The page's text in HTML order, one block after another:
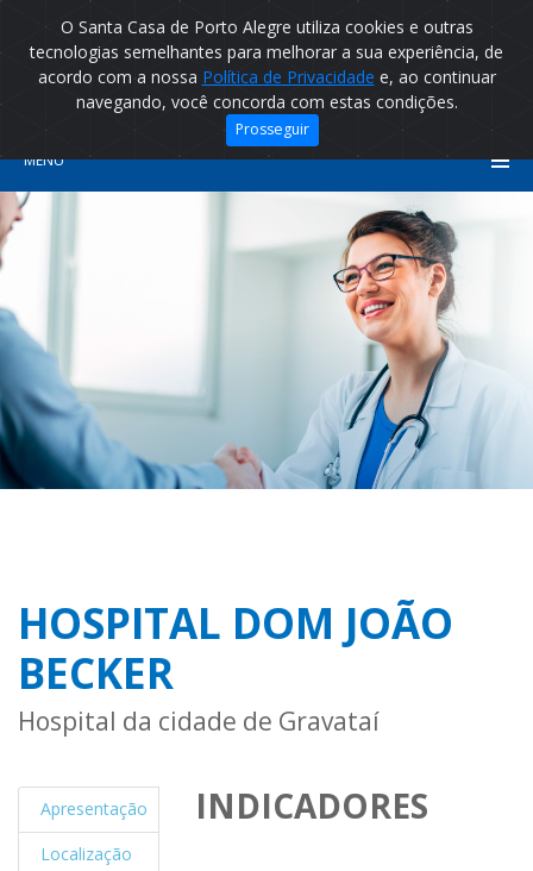
O Santa Casa de Porto Alegre utiliza cookies e outras
tecnologias semelhantes para melhorar a sua experiência, de
acordo com a nossa Política de Privacidade e, ao continuar
navegando, você concorda com estas condições.
Prosseguir
MENU
HOSPITAL DOM JOÃO
BECKER
Hospital da cidade de Gravataí
Apresentação
Localização
INDICADORES